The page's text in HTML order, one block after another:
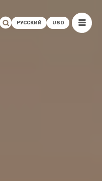
РУССКИЙ USD